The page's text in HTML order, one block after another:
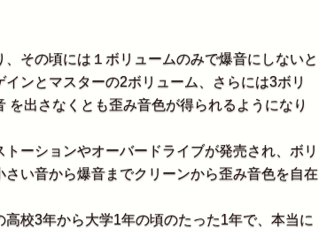
その頃には１ボリュームのみで爆音にしないと
ンとマスターの2ボリューム、さらには3ボリ
を出さなくとも歪み音色が得られるようになり
ーションやオーバードライブが発売され、ボリ
い音から爆音までクリーンから歪み音色を自在
校3年から大学1年の頃のたった1年で、本当に